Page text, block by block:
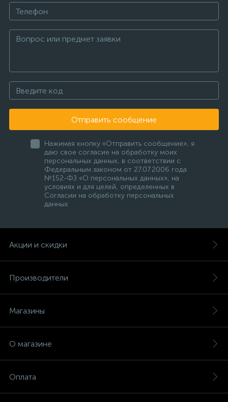
Отправить сообщение
Нажимая кнопку «Отправить сообщение», я
даю свое согласие на обработку моих
персональных данных, в соответствии с
Федеральным законом от 27.07.2006 года
№152-ФЗ «О персональных данных», на
условиях и для целей, определенных в
Согласии на обработку персональных
данных
Акции и скидки
Производители
Магазины
О магазине
Оплата